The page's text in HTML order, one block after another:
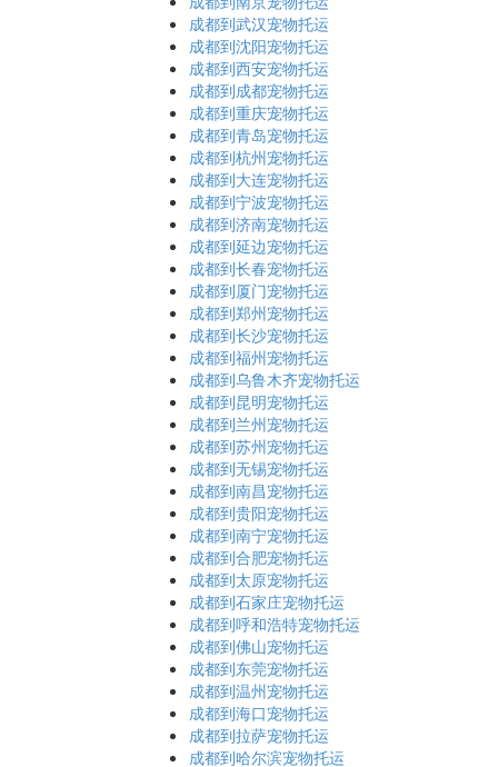
成都到武汉宠物托运
成都到沈阳宠物托运
成都到西安宠物托运
成都到成都宠物托运
成都到重庆宠物托运
成都到青岛宠物托运
成都到杭州宠物托运
成都到大连宠物托运
成都到宁波宠物托运
成都到济南宠物托运
成都到延边宠物托运
成都到长春宠物托运
成都到厦门宠物托运
成都到郑州宠物托运
成都到长沙宠物托运
成都到福州宠物托运
成都到乌鲁木齐宠物托运
成都到昆明宠物托运
成都到兰州宠物托运
成都到苏州宠物托运
成都到无锡宠物托运
成都到南昌宠物托运
成都到贵阳宠物托运
成都到南宁宠物托运
成都到合肥宠物托运
成都到太原宠物托运
成都到石家庄宠物托运
成都到呼和浩特宠物托运
成都到佛山宠物托运
成都到东莞宠物托运
成都到温州宠物托运
成都到海口宠物托运
成都到拉萨宠物托运
成都到哈尔滨宠物托运